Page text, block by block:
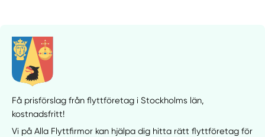
Få prisförslag från flyttföretag i Stockholms län,
kostnadsfritt!
Vi på Alla Flyttfirmor kan hjälpa dig hitta rätt flyttföretag för